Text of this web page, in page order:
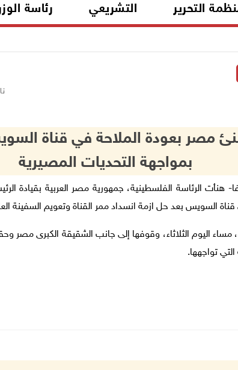
التحرير التشريعي رئاسة
مصر بعودة الملاحة في قناة
بمواجهة التحديات المصيرية
الله 30-3-2021 وفا- هنأت الرئاسة الفلسطينية، جمهورية مصر العربية
قناة السويس بعد حل ازمة انسداد ممر القناة وتعويم السفينة
مساء اليوم الثلاثاء، وقوفها إلى جانب الشقيقة الكبرى مصر
تواجهها.